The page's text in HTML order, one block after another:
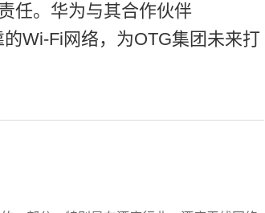
任。华为与其合作伙伴
Wi-Fi网络，为OTG集团未来打